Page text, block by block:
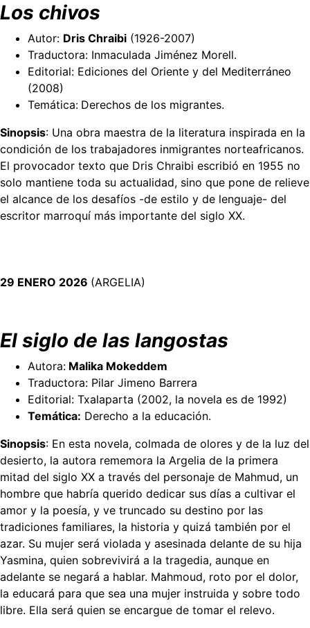
Los chivos
Autor: Dris Chraibi (1926-2007)
Traductora: Inmaculada Jiménez Morell.
Editorial: Ediciones del Oriente y del Mediterráneo
(2008)
Temática: Derechos de los migrantes.
Sinopsis: Una obra maestra de la literatura inspirada en la
condición de los trabajadores inmigrantes norteafricanos.
El provocador texto que Dris Chraibi escribió en 1955 no
solo mantiene toda su actualidad, sino que pone de relieve
el alcance de los desafíos -de estilo y de lenguaje- del
escritor marroquí más importante del siglo XX.
29 ENERO 2026 (ARGELIA)
El siglo de las langostas
Autora: Malika Mokeddem
Traductora: Pilar Jimeno Barrera
Editorial: Txalaparta (2002, la novela es de 1992)
Temática: Derecho a la educación.
Sinopsis: En esta novela, colmada de olores y de la luz del
desierto, la autora rememora la Argelia de la primera
mitad del siglo XX a través del personaje de Mahmud, un
hombre que habría querido dedicar sus días a cultivar el
amor y la poesía, y ve truncado su destino por las
tradiciones familiares, la historia y quizá también por el
azar. Su mujer será violada y asesinada delante de su hija
Yasmina, quien sobrevivirá a la tragedia, aunque en
adelante se negará a hablar. Mahmoud, roto por el dolor,
la educará para que sea una mujer instruida y sobre todo
libre. Ella será quien se encargue de tomar el relevo.